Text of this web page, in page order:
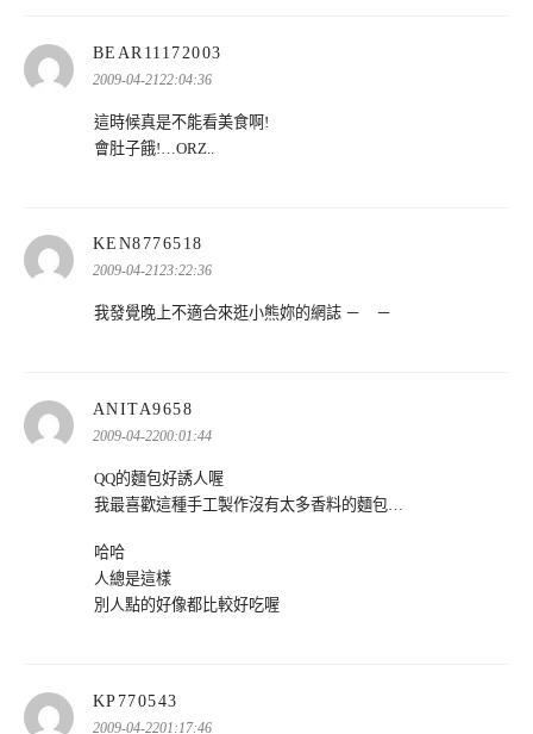
BEAR11172003
2009-04-2122:04:36
這時候真是不能看美食啊!
會肚子餓!…ORZ..
KEN8776518
示:
2009-04-2123:22:36
我發覺晚上不適合來逛小熊妳的網誌 － －
ANITA9658
示:
2009-04-2200:01:44
QQ的麵包好誘人喔
我最喜歡這種手工製作沒有太多香料的麵包…
哈哈
人總是這樣
別人點的好像都比較好吃喔
KP770543
示:
2009-04-2201:17:46